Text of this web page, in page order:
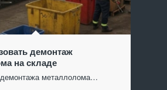
демонтаж
на складе
демонтажа металлолома…